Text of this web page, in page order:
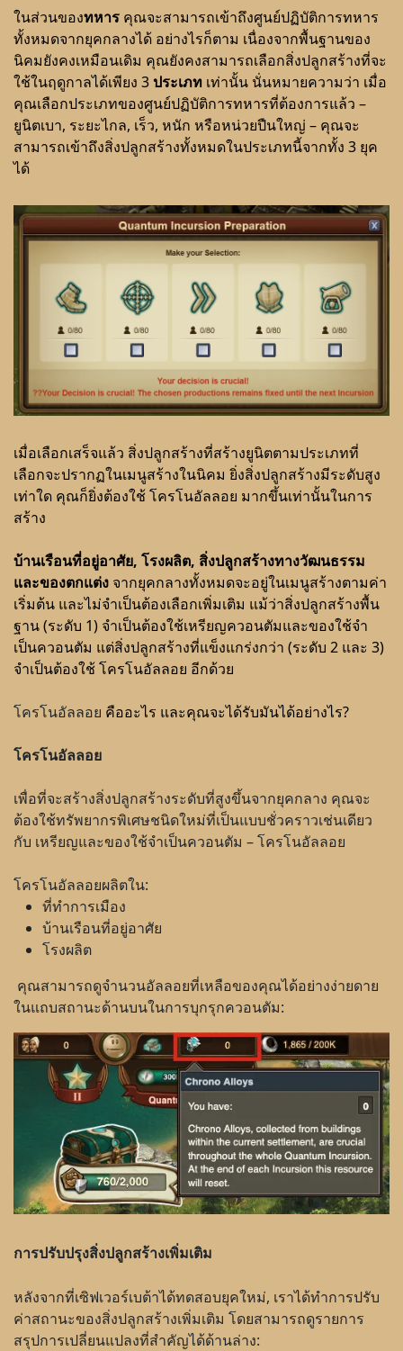
ในส่วนของทหาร คุณจะสามารถเข้าถึงศูนย์ปฏิบัติการทหาร
ทั้งหมดจากยุคกลางได้ อย่างไรก็ตาม เนื่องจากพื้นฐานของ
นิคมยังคงเหมือนเดิม คุณยังคงสามารถเลือกสิ่งปลูกสร้างที่จะ
ใช้ในฤดูกาลได้เพียง 3 ประเภท เท่านั้น นั่นหมายความว่า เมื่อ
คุณเลือกประเภทของศูนย์ปฏิบัติการทหารที่ต้องการแล้ว –
ยูนิตเบา, ระยะไกล, เร็ว, หนัก หรือหน่วยปืนใหญ่ – คุณจะ
สามารถเข้าถึงสิ่งปลูกสร้างทั้งหมดในประเภทนี้จากทั้ง 3 ยุค
ได้
เมื่อเลือกเสร็จแล้ว สิ่งปลูกสร้างที่สร้างยูนิตตามประเภทที่
เลือกจะปรากฏในเมนูสร้างในนิคม ยิ่งสิ่งปลูกสร้างมีระดับสูง
เท่าใด คุณก็ยิ่งต้องใช้ โครโนอัลลอย มากขึ้นเท่านั้นในการ
สร้าง
บ้านเรือนที่อยู่อาศัย, โรงผลิต, สิ่งปลูกสร้างทางวัฒนธรรม
และของตกแต่ง จากยุคกลางทั้งหมดจะอยู่ในเมนูสร้างตามค่า
เริ่มต้น และไม่จำเป็นต้องเลือกเพิ่มเติม แม้ว่าสิ่งปลูกสร้างพื้น
ฐาน (ระดับ 1) จำเป็นต้องใช้เหรียญควอนตัมและของใช้จำ
เป็นควอนตัม แต่สิ่งปลูกสร้างที่แข็งแกร่งกว่า (ระดับ 2 และ 3)
จำเป็นต้องใช้ โครโนอัลลอย อีกด้วย
โครโนอัลลอย คืออะไร และคุณจะได้รับมันได้อย่างไร?
โครโนอัลลอย
เพื่อที่จะสร้างสิ่งปลูกสร้างระดับที่สูงขึ้นจากยุคกลาง คุณจะ
ต้องใช้ทรัพยากรพิเศษชนิดใหม่ที่เป็นแบบชั่วคราวเช่นเดียว
กับ เหรียญและของใช้จำเป็นควอนตัม – โครโนอัลลอย
โครโนอัลลอยผลิตใน:
ที่ทำการเมือง
บ้านเรือนที่อยู่อาศัย
โรงผลิต
คุณสามารถดูจำนวนอัลลอยที่เหลือของคุณได้อย่างง่ายดาย
ในแถบสถานะด้านบนในการบุกรุกควอนตัม:
การปรับปรุงสิ่งปลูกสร้างเพิ่มเติม
หลังจากที่เซิฟเวอร์เบต้าได้ทดสอบยุคใหม่, เราได้ทำการปรับ
ค่าสถานะของสิ่งปลูกสร้างเพิ่มเติม โดยสามารถดูรายการ
สรุปการเปลี่ยนแปลงที่สำคัญได้ด้านล่าง: